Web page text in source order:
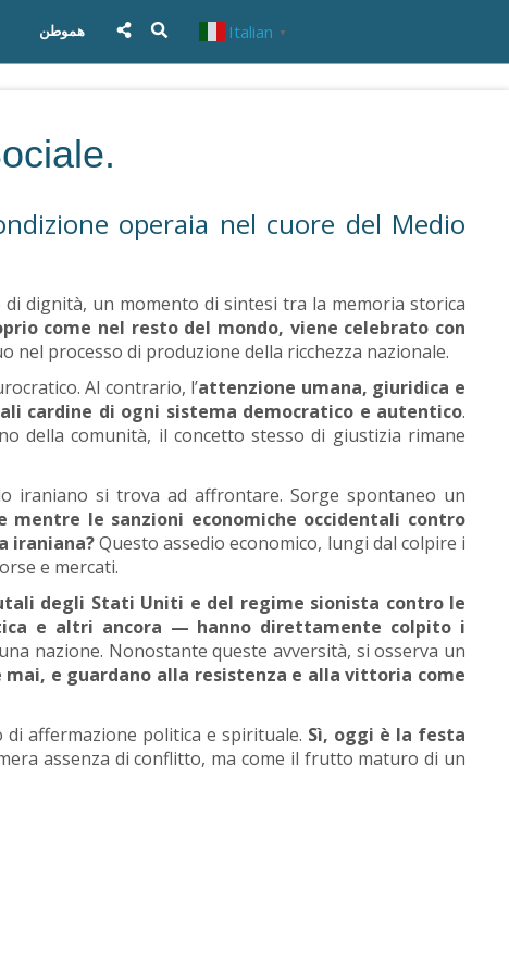
هموطن Italian ▼
operaia nel cuore del Medio
dignità, un momento di sintesi tra la memoria storica
come nel resto del mondo, viene celebrato con
nel processo di produzione della ricchezza nazionale.
Al contrario, l’attenzione umana, giuridica e
cardine di ogni sistema democratico e autentico.
della comunità, il concetto stesso di giustizia rimane
iraniano si trova ad affrontare. Sorge spontaneo un
le sanzioni economiche occidentali contro
iraniana?Questo assedio economico, lungi dal colpire i
e mercati.
degli Stati Uniti e del regime sionista contro le
e altri ancora — hanno direttamente colpito i
nazione. Nonostante queste avversità, si osserva un
e guardano alla resistenza e alla vittoria come
affermazione politica e spirituale. Sì, oggi è la festa
assenza di conflitto, ma come il frutto maturo di un